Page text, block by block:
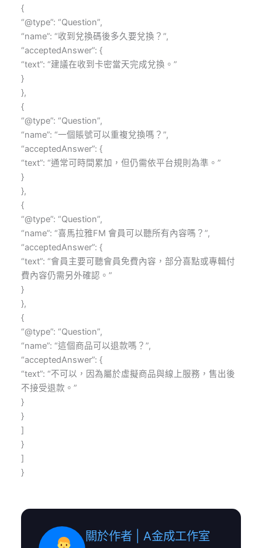
{
“@type”: “Question”,
“name”: “收到兌換碼後多久要兌換？”,
“acceptedAnswer”: {
“text”: “建議在收到卡密當天完成兌換。”
}
},
{
“@type”: “Question”,
“name”: “一個賬號可以重複兌換嗎？”,
“acceptedAnswer”: {
“text”: “通常可時間累加，但仍需依平台規則為準。”
}
},
{
“@type”: “Question”,
“name”: “喜馬拉雅FM 會員可以聽所有內容嗎？”,
“acceptedAnswer”: {
“text”: “會員主要可聽會員免費內容，部分喜點或專輯付
費內容仍需另外確認。”
}
},
{
“@type”: “Question”,
“name”: “這個商品可以退款嗎？”,
“acceptedAnswer”: {
“text”: “不可以，因為屬於虛擬商品與線上服務，售出後
不接受退款。”
}
}
]
}
]
}
關於作者 | A金成工作室